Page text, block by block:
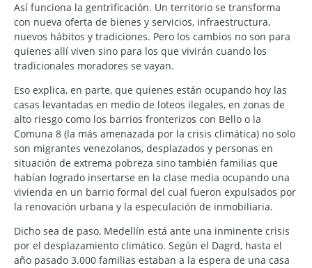
Así funciona la gentrificación. Un territorio se transforma
con nueva oferta de bienes y servicios, infraestructura,
nuevos hábitos y tradiciones. Pero los cambios no son para
quienes allí viven sino para los que vivirán cuando los
tradicionales moradores se vayan.
Eso explica, en parte, que quienes están ocupando hoy las
casas levantadas en medio de loteos ilegales, en zonas de
alto riesgo como los barrios fronterizos con Bello o la
Comuna 8 (la más amenazada por la crisis climática) no solo
son migrantes venezolanos, desplazados y personas en
situación de extrema pobreza sino también familias que
habían logrado insertarse en la clase media ocupando una
vivienda en un barrio formal del cual fueron expulsados por
la renovación urbana y la especulación de inmobiliaria.
Dicho sea de paso, Medellín está ante una inminente crisis
por el desplazamiento climático. Según el Dagrd, hasta el
año pasado 3.000 familias estaban a la espera de una casa